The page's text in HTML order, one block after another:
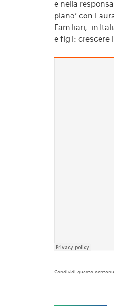
e nella
piano’ con
Familiari, in
e figli: crescere
Condividi questo